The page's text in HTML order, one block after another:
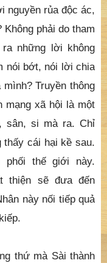
nguyền rủa độc ác,
phải do tham
những lời không
nói bớt, nói lời chia
Truyền thông
mạng xã hội là một
sân, si mà ra. Chỉ
cái hại kề sau.
phối thế giới này.
thiện sẽ đưa đến
này nối tiếp quả
thứ mà Sài thành